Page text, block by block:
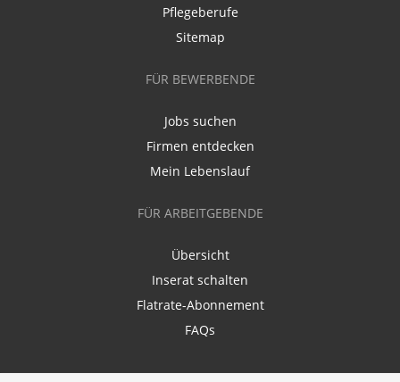
Pflegeberufe
Sitemap
FÜR BEWERBENDE
Jobs suchen
Firmen entdecken
Mein Lebenslauf
FÜR ARBEITGEBENDE
Übersicht
Inserat schalten
Flatrate-Abonnement
FAQs